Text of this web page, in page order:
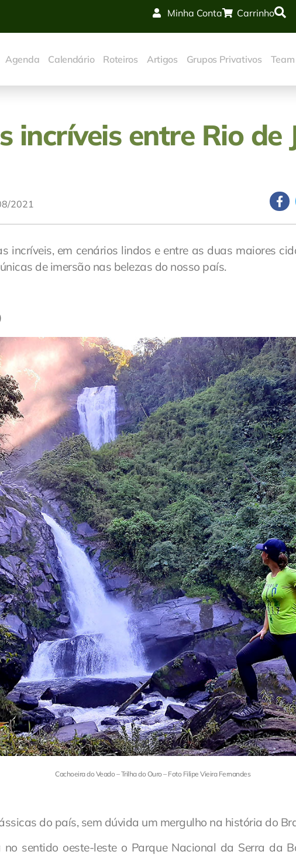
Minha Conta Carrinho
Agenda Calendário Roteiros Artigos Grupos Privativos
incríveis entre Rio de
2021
incríveis, em cenários lindos e entre as duas maiores
de imersão nas belezas do nosso país.
Cachoeira do Veado – Trilha do Ouro – Foto Filipe Vieira Fernandes
do país, sem dúvida um mergulho na história do
sentido oeste-leste o Parque Nacional da Serra da